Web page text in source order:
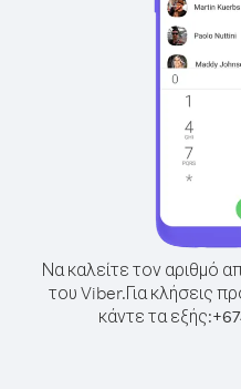
Να καλείτε τον αριθμό
του Viber.Για κλήσεις
κάντε τα εξής:+